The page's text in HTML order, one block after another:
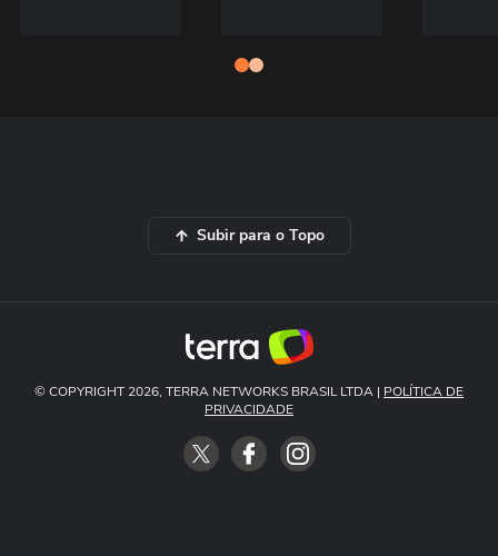
Subir para o Topo
© COPYRIGHT 2026, TERRA NETWORKS BRASIL LTDA | POLÍTICA DE
PRIVACIDADE